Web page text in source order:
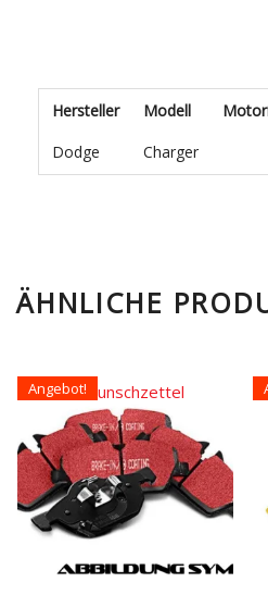
Hersteller Modell
Dodge
Charger
ÄHNLICHE
Angebot!
Auf den Wunschzettel